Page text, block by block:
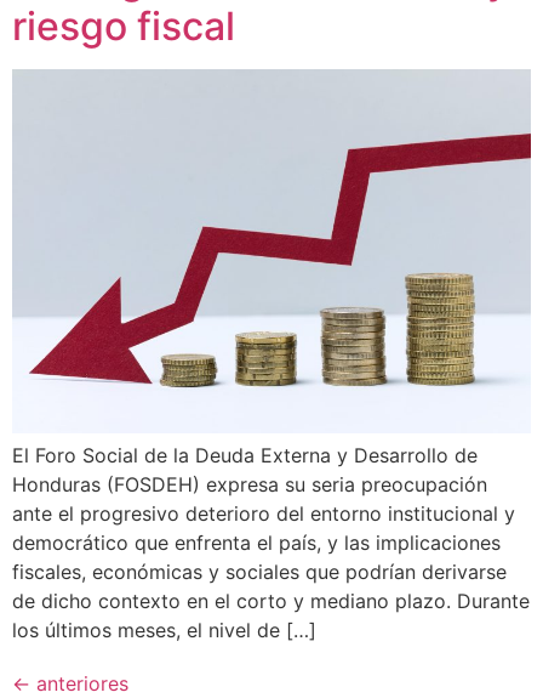
riesgo fiscal
El Foro Social de la Deuda Externa y Desarrollo de
Honduras (FOSDEH) expresa su seria preocupación
ante el progresivo deterioro del entorno institucional y
democrático que enfrenta el país, y las implicaciones
fiscales, económicas y sociales que podrían derivarse
de dicho contexto en el corto y mediano plazo. Durante
los últimos meses, el nivel de […]
← anteriores